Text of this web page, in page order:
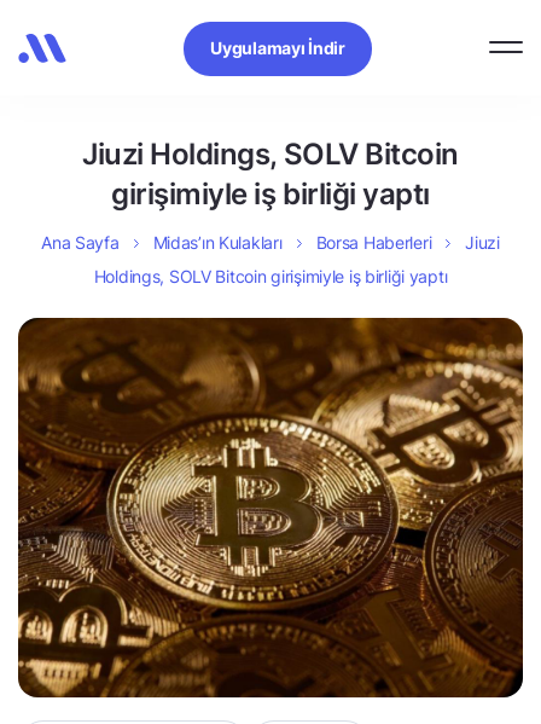
Uygulamayı İndir
Jiuzi Holdings, SOLV Bitcoin
girişimiyle iş birliği yaptı
Ana Sayfa Midas’ın Kulakları Borsa Haberleri
Jiuzi
Holdings, SOLV Bitcoin girişimiyle iş birliği yaptı